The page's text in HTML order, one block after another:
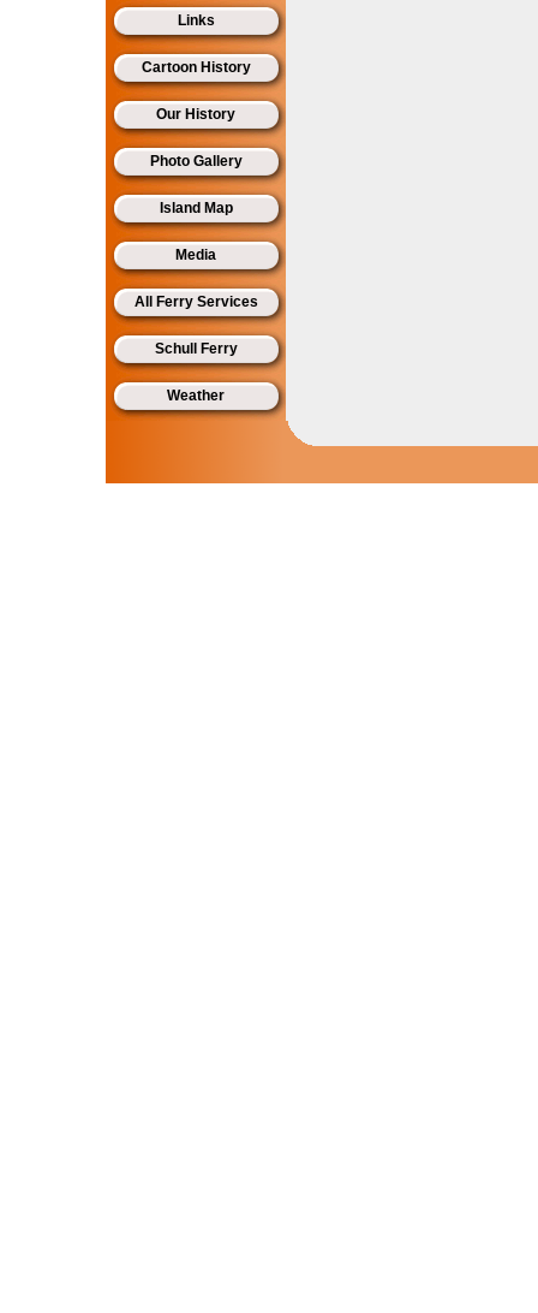
Links
Cartoon History
Our History
Photo Gallery
Island Map
Media
All Ferry Services
Schull Ferry
Weather